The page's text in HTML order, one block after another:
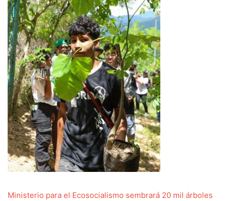
Ministerio para el Ecosocialismo sembrará 20 mil árboles